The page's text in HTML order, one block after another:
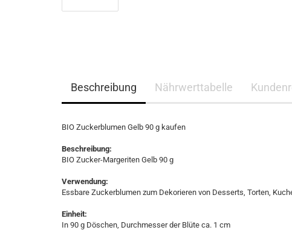
Beschreibung Nährwerttabelle
BIO Zuckerblumen Gelb 90 g kaufen
Beschreibung:
BIO Zucker-Margeriten Gelb 90 g
Verwendung:
Essbare Zuckerblumen zum Dekorieren von Desserts, Torten,
Einheit:
In 90 g Döschen, Durchmesser der Blüte ca. 1 cm